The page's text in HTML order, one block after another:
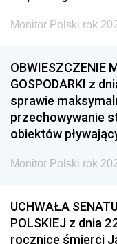
Monitor Polski rok
OBWIESZCZENIE
GOSPODARKI z
sprawie
przechowywanie
obiektów
Monitor Polski rok
UCHWAŁA
POLSKIEJ z dnia
rocznicę śmierci